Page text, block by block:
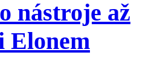
nástroje až
Elonem